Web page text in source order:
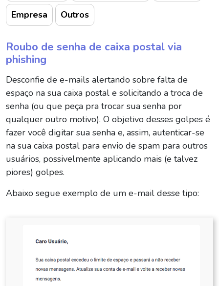
Empresa Outros
Roubo de senha de caixa postal via
phishing
Desconfie de e-mails alertando sobre falta de
espaço na sua caixa postal e solicitando a troca de
senha (ou que peça pra trocar sua senha por
qualquer outro motivo). O objetivo desses golpes é
fazer você digitar sua senha e, assim, autenticar-se
na sua caixa postal para envio de spam para outros
usuários, possivelmente aplicando mais (e talvez
piores) golpes.
Abaixo segue exemplo de um e-mail desse tipo: